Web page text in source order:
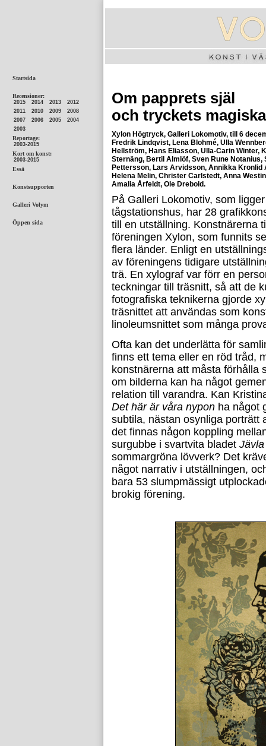
Om papprets själ
och tryckets
Xylon Högtryck, Galleri Lokomotiv, till 6
Fredrik Lindqvist, Lena Blohmé, Ulla
Hellström, Hans Eliasson, Ulla-Carin Winter,
Sternäng, Bertil Almlöf, Sven Rune
Pettersson, Lars Arvidsson, Annikka Kronlid
Helena Melin, Christer Carlstedt, Anna
Amalia Årfeldt, Ole Drebold.
På Galleri Lokomotiv, som
tågstationshus, har 28
till en utställning. Konstnärerna
föreningen Xylon, som funnits
flera länder. Enligt en
av föreningens tidigare
trä. En xylograf var förr en
teckningar till träsnitt, så att de
fotografiska teknikerna gjorde
träsnittet att användas som
linoleumsnittet som många
Ofta kan det underlätta för
finns ett tema eller en röd tråd,
konstnärerna att måsta förhålla
om bilderna kan ha något
relation till varandra. Kan
Det här är våra nypon ha något
subtila, nästan osynliga porträtt
det finnas någon koppling
surgubbe i svartvita bladet
sommargröna lövverk? Det
något narrativ i utställningen,
bara 53 slumpmässigt
brokig förening.